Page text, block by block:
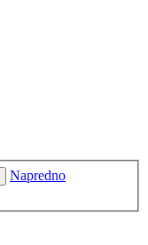
Napredno